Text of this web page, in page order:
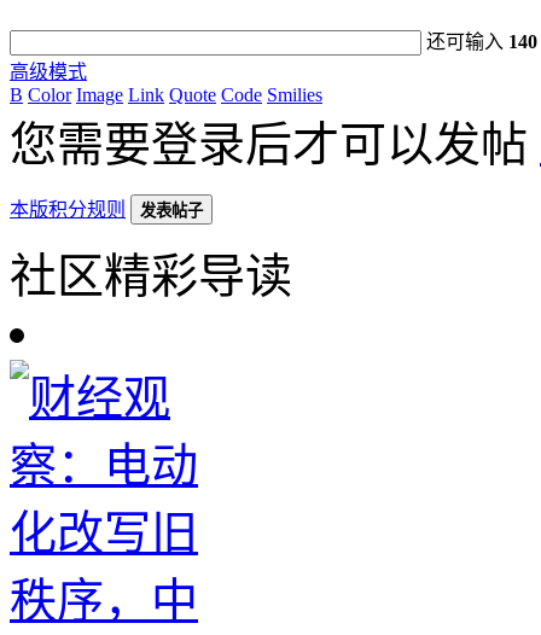
还可输入 140
高级模式
B Color Image Link Quote Code Smilies
您需要登录后才可以发帖
本版积分规则 发表帖子
社区精彩导读